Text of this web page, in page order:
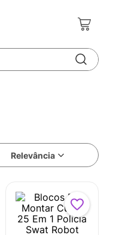
Relevância